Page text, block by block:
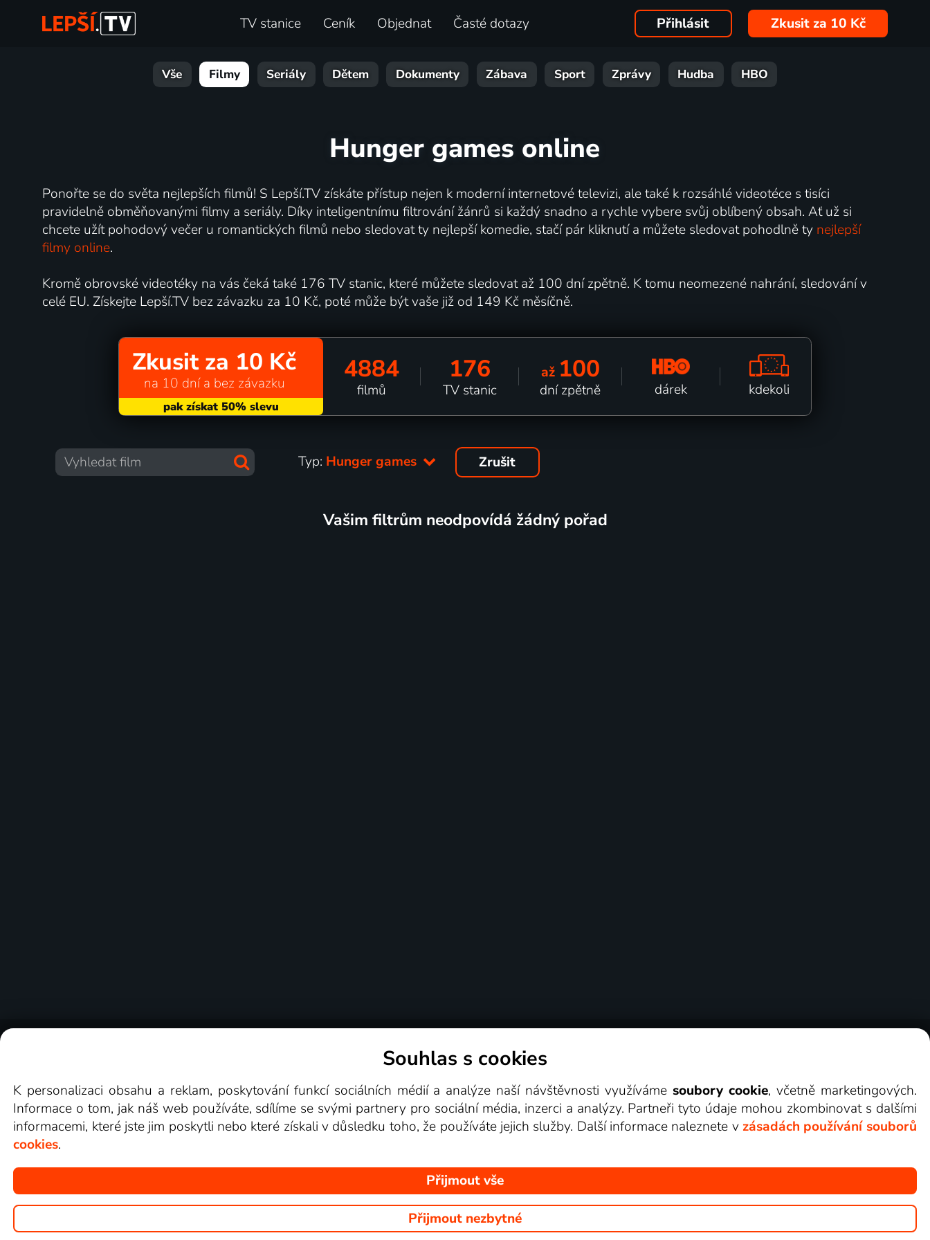
TV stanice Ceník Objednat Časté dotazy Přihlásit Zkusit za 10 Kč
Vše Filmy Seriály Dětem Dokumenty Zábava Sport Zprávy Hudba HBO
Hunger games online
Ponořte se do světa nejlepších filmů! S Lepší.TV získáte přístup nejen k moderní internetové televizi, ale také k rozsáhlé videotéce s tisíci
pravidelně obměňovanými filmy a seriály. Díky inteligentnímu filtrování žánrů si každý snadno a rychle vybere svůj oblíbený obsah. Ať už si
chcete užít pohodový večer u romantických filmů nebo sledovat ty nejlepší komedie, stačí pár kliknutí a můžete sledovat pohodlně ty nejlepší
filmy online.
Kromě obrovské videotéky na vás čeká také 176 TV stanic, které můžete sledovat až 100 dní zpětně. K tomu neomezené nahrání, sledování v
celé EU. Získejte Lepší.TV bez závazku za 10 Kč, poté může být vaše již od 149 Kč měsíčně.
Zkusit za 10 Kč
na 10 dní a bez závazku 4884
filmů
176
TV stanic
až 100
dní zpětně dárek kdekoli
Typ: Hunger games Zrušit
Vašim filtrům neodpovídá žádný pořad
Videotéka
Souhlas s cookies
K personalizaci obsahu a reklam, poskytování funkcí sociálních médií a analýze naší návštěvnosti využívámesoubory cookie, včetně marketingových.
Informace o tom, jak náš web používáte, sdílíme se svými partnery pro sociální média, inzerci a analýzy. Partneři tyto údaje mohou zkombinovat s dalšími
informacemi, které jste jim poskytli nebo které získali v důsledku toho, že používáte jejich služby. Další informace naleznete v zásadách používání souborů
cookies.
Přijmout vše
Přijmout nezbytné